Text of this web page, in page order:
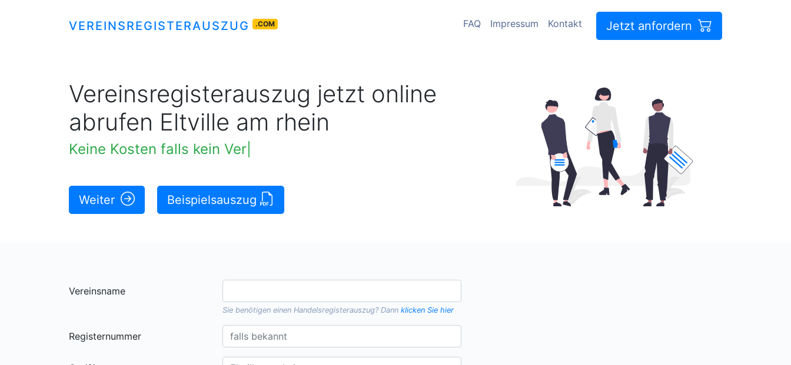
VEREINSREGISTERAUSZUG .COM FAQ Impressum Kontakt Jetzt anfordern
Vereinsregisterauszug jetzt online
abrufen Eltville am rhein
Keine Kosten falls kein Vereinsauszug verfügbar
Weiter Beispielsauszug
Vereinsname
Sie benötigen einenHandelsregisterauszug? Dannklicken Sie hier
Registernummer